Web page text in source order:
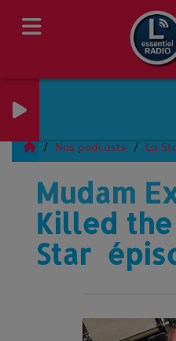
Nos podcasts La
Mudam
Killed
Star